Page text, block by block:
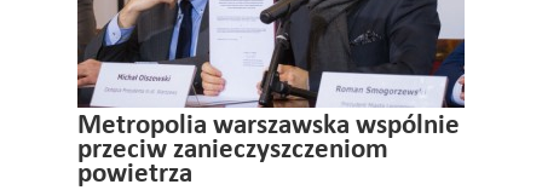
Metropolia warszawska wspólnie
przeciw zanieczyszczeniom
powietrza